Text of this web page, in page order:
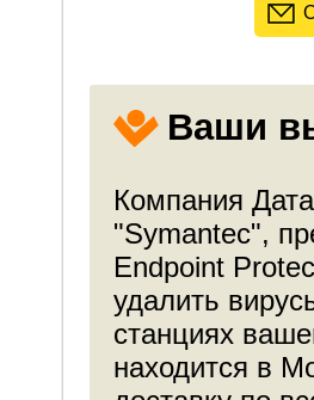
Ваши
Компания
"Symantec",
Endpoint
удалить
станциях
находится в